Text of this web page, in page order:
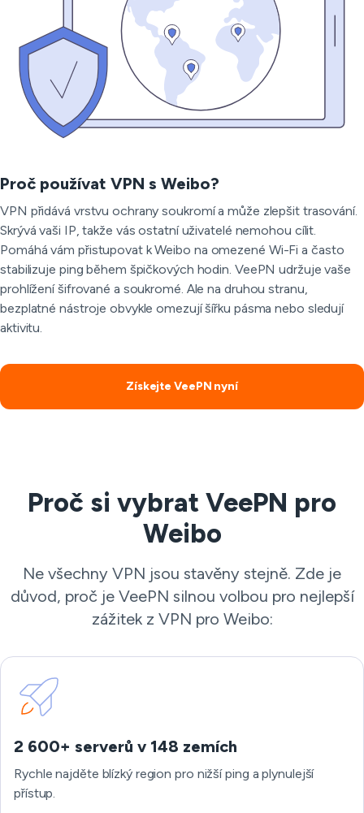
Proč používat VPN s Weibo?
VPN přidává vrstvu ochrany soukromí a může zlepšit trasování.
Skrývá vaši IP, takže vás ostatní uživatelé nemohou cílit.
Pomáhá vám přistupovat k Weibo na omezené Wi-Fi a často
stabilizuje ping během špičkových hodin. VeePN udržuje vaše
prohlížení šifrované a soukromé. Ale na druhou stranu,
bezplatné nástroje obvykle omezují šířku pásma nebo sledují
aktivitu.
Získejte VeePN nyní
Proč si vybrat VeePN pro
Weibo
Ne všechny VPN jsou stavěny stejně. Zde je
důvod, proč je VeePN silnou volbou pro nejlepší
zážitek z VPN pro Weibo:
2 600+ serverů v 148 zemích
Rychle najděte blízký region pro nižší ping a plynulejší
přístup.